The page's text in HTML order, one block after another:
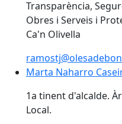
Transparència,
Obres i Serveis i
Ca'n Olivella
Marta Naharro
Marta Naharro
1a tinent d'alcalde.
Local.